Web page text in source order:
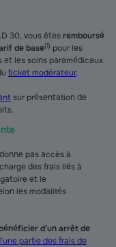
30, vous êtesremboursé
de base(1) pour les
et les soins paramédicaux
ticket modérateur.
sur présentation de
pas accès à
des frais liés à
et le
les modalités
d’un arrêt de
partie des frais de